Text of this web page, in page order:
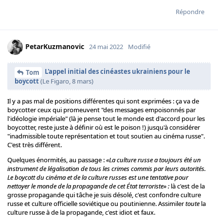
Répondre
PetarKuzmanovic 24 mai 2022 Modifié
Tom
L'appel initial des cinéastes ukrainiens pour le
boycott(Le Figaro, 8 mars)
Il y a pas mal de positions différentes qui sont exprimées : ça va de
boycotter ceux qui promeuvent "des messages empoisonnés par
l'idéologie impériale" (là je pense tout le monde est d'accord pour les
boycotter, reste juste à définir où est le poison !) jusqu'à considérer
"inadmissible toute représentation et tout soutien au cinéma russe".
C'est très différent.
Quelques énormités, au passage :«La culture russe a toujours été un
instrument de légalisation de tous les crimes commis par leurs autorités.
Le boycott du cinéma et de la culture russes est une tentative pour
nettoyer le monde de la propagande de cet État terroriste» : là c'est de la
grosse propagande qui tâche je suis désolé, c'est confondre culture
russe et culture officielle soviétique ou poutinienne. Assimilertoute la
culture russe à de la propagande, c'est idiot et faux.